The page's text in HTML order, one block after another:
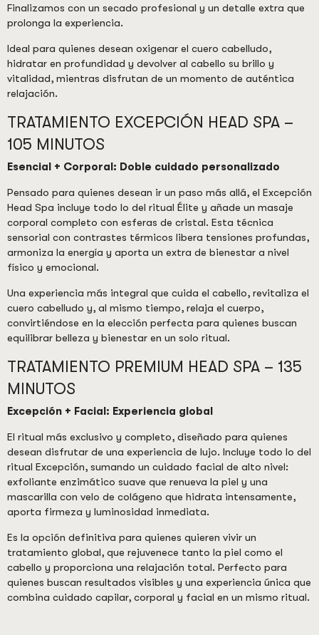
Finalizamos con un secado profesional y un detalle extra que
prolonga la experiencia.
Ideal para quienes desean oxigenar el cuero cabelludo,
hidratar en profundidad y devolver al cabello su brillo y
vitalidad, mientras disfrutan de un momento de auténtica
relajación.
TRATAMIENTO EXCEPCIÓN HEAD SPA –
105 MINUTOS
Esencial + Corporal: Doble cuidado personalizado
Pensado para quienes desean ir un paso más allá, el Excepción
Head Spa incluye todo lo del ritual Élite y añade un masaje
corporal completo con esferas de cristal. Esta técnica
sensorial con contrastes térmicos libera tensiones profundas,
armoniza la energía y aporta un extra de bienestar a nivel
físico y emocional.
Una experiencia más integral que cuida el cabello, revitaliza el
cuero cabelludo y, al mismo tiempo, relaja el cuerpo,
convirtiéndose en la elección perfecta para quienes buscan
equilibrar belleza y bienestar en un solo ritual.
TRATAMIENTO PREMIUM HEAD SPA – 135
MINUTOS
Excepción + Facial: Experiencia global
El ritual más exclusivo y completo, diseñado para quienes
desean disfrutar de una experiencia de lujo. Incluye todo lo del
ritual Excepción, sumando un cuidado facial de alto nivel:
exfoliante enzimático suave que renueva la piel y una
mascarilla con velo de colágeno que hidrata intensamente,
aporta firmeza y luminosidad inmediata.
Es la opción definitiva para quienes quieren vivir un
tratamiento global, que rejuvenece tanto la piel como el
cabello y proporciona una relajación total. Perfecto para
quienes buscan resultados visibles y una experiencia única que
combina cuidado capilar, corporal y facial en un mismo ritual.